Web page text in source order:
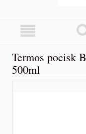
Termos pocisk
500ml